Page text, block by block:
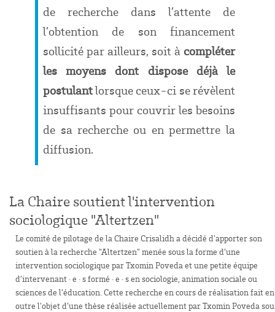
de recherche dans l’attente de
l’obtention de son financement
sollicité par ailleurs, soit à compléter
les moyens dont dispose déjà le
postulantlorsque ceux-ci se révèlent
insuffisants pour couvrir les besoins
de sa recherche ou en permettre la
diffusion.
La Chaire soutient l'intervention
sociologique "Altertzen"
Le comité de pilotage de la Chaire Crisalidh a décidé d’apporter son
soutien à la recherche "Altertzen" menée sous la forme d’une
intervention sociologique par Txomin Poveda et une petite équipe
d’intervenant · e · s formé · e · s en sociologie, animation sociale ou
sciences de l’éducation. Cette recherche en cours de réalisation fait en
outre l’objet d’une thèse réalisée actuellement par Txomin Poveda